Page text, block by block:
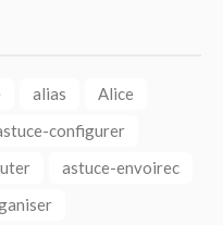
alias
Alice
configurer
astuce-envoirec